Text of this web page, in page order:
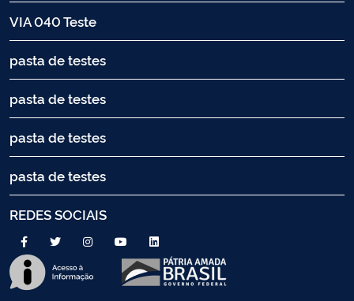
VIA 040 Teste
pasta de testes
pasta de testes
pasta de testes
pasta de testes
REDES SOCIAIS